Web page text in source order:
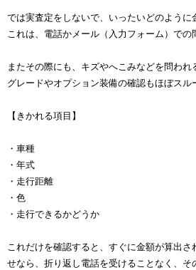
では実査定をしないで、いったいどのように
これは、電話かメール（入力フォーム）での
またその際にも、キズやへこみなどを問われ
グレードやオプション装備の確認もほぼスル
【きかれる項目】
・車種
・年式
・走行距離
・色
・走行できるかどうか
これだけを確認すると、すぐに金額が算出
せなら、折り返し電話を受けることなく、そ